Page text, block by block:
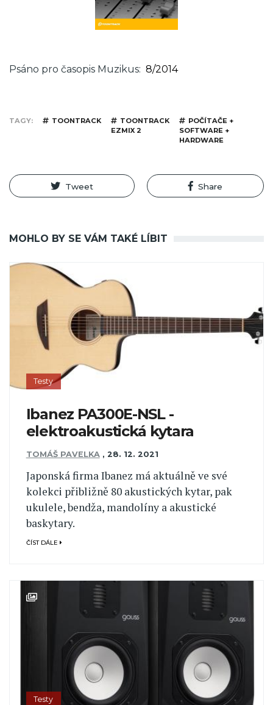
Psáno pro časopis Muzikus 8/2014
TAGY TOONTRACK
TOONTRACK
EZMIX 2
POČÍTAČE +
SOFTWARE +
HARDWARE
Tweet Share
MOHLO BY SE VÁM TAKÉ LÍBIT
Testy
Ibanez PA300E-NSL -
elektroakustická kytara
TOMÁŠ PAVELKA , 28. 12. 2021
Japonská firma Ibanez má aktuálně ve své
kolekci přibližně 80 akustických kytar, pak
ukulele, bendža, mandolíny a akustické
baskytary.
ČÍST DÁLE
Testy